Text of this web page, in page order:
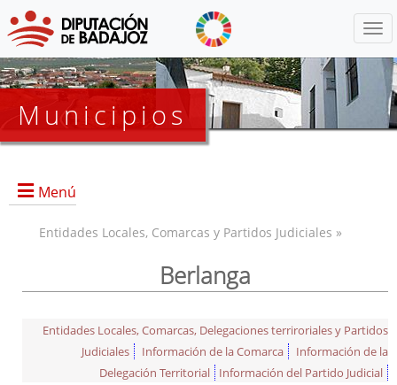
Municipios
Menú
Entidades Locales, Comarcas y Partidos Judiciales »
Berlanga
Entidades Locales, Comarcas, Delegaciones terriroriales y Partidos
Judiciales
Información de la Comarca
Información de la
Delegación Territorial
Información del Partido Judicial